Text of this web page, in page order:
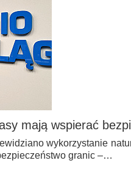
mają wspierać
wykorzystanie
granic –…